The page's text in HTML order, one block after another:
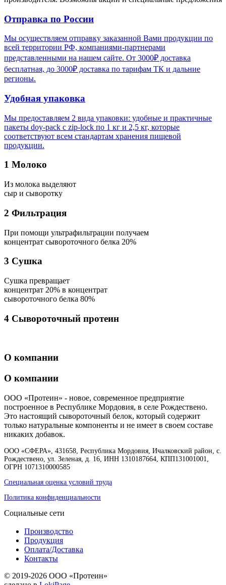
Отправка по России
Мы осуществляем отправку заказанной Вами продукции по
всей территории РФ, компаниями-партнерами
представленными на нашем сайте. От 3000₽ доставка
бесплатная, до 3000₽ доставка по тарифам ТК и дальние
регионы.
Удобная упаковка
Мы предоставляем 2 вида упаковки: удобные и практичные
пакеты doy-pack с zip-lock по 1 кг и 2,5 кг, которые
соответствуют всем стандартам хранения пищевой
продукции.
1 Молоко
Из молока выделяют
сыр и сыворотку
2 Фильтрация
При помощи ультрафильтрации получаем
концентрат сывороточного белка 20%
3 Сушка
Сушка превращает
концентрат 20% в концентрат
сывороточного белка 80%
4 Сывороточный протеин
О компании
О компании
ООО «Протеин» - новое, современное предприятие
построенное в Республике Мордовия, в селе Рождествено.
Это настоящий сывороточный белок, который содержит
только натуральные компоненты и не имеет в своем составе
никаких добавок.
ООО «СФЕРА», 431658, Республика Мордовия, Ичалковский район, с.
Рождествено, ул. Зеленая, д. 16, ИНН 1310187664, КПП131001001,
ОГРН 1071310000585
Специальная оценка условий труда
Политика конфиденциальности
Социальные сети
Производство
Продукция
Оплата/Доставка
Контакты
© 2019-2026 ООО «Протеин»